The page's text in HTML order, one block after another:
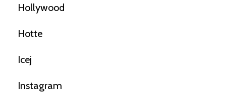
Hollywood
Hotte
Icej
Instagram